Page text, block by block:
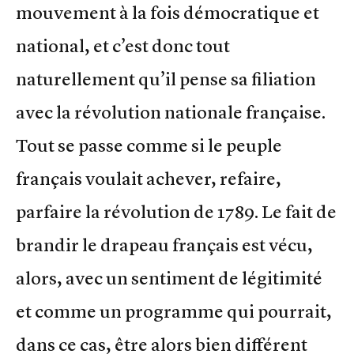
mouvement à la fois démocratique et
national, et c’est donc tout
naturellement qu’il pense sa filiation
avec la révolution nationale française.
Tout se passe comme si le peuple
français voulait achever, refaire,
parfaire la révolution de 1789. Le fait de
brandir le drapeau français est vécu,
alors, avec un sentiment de légitimité
et comme un programme qui pourrait,
dans ce cas, être alors bien différent